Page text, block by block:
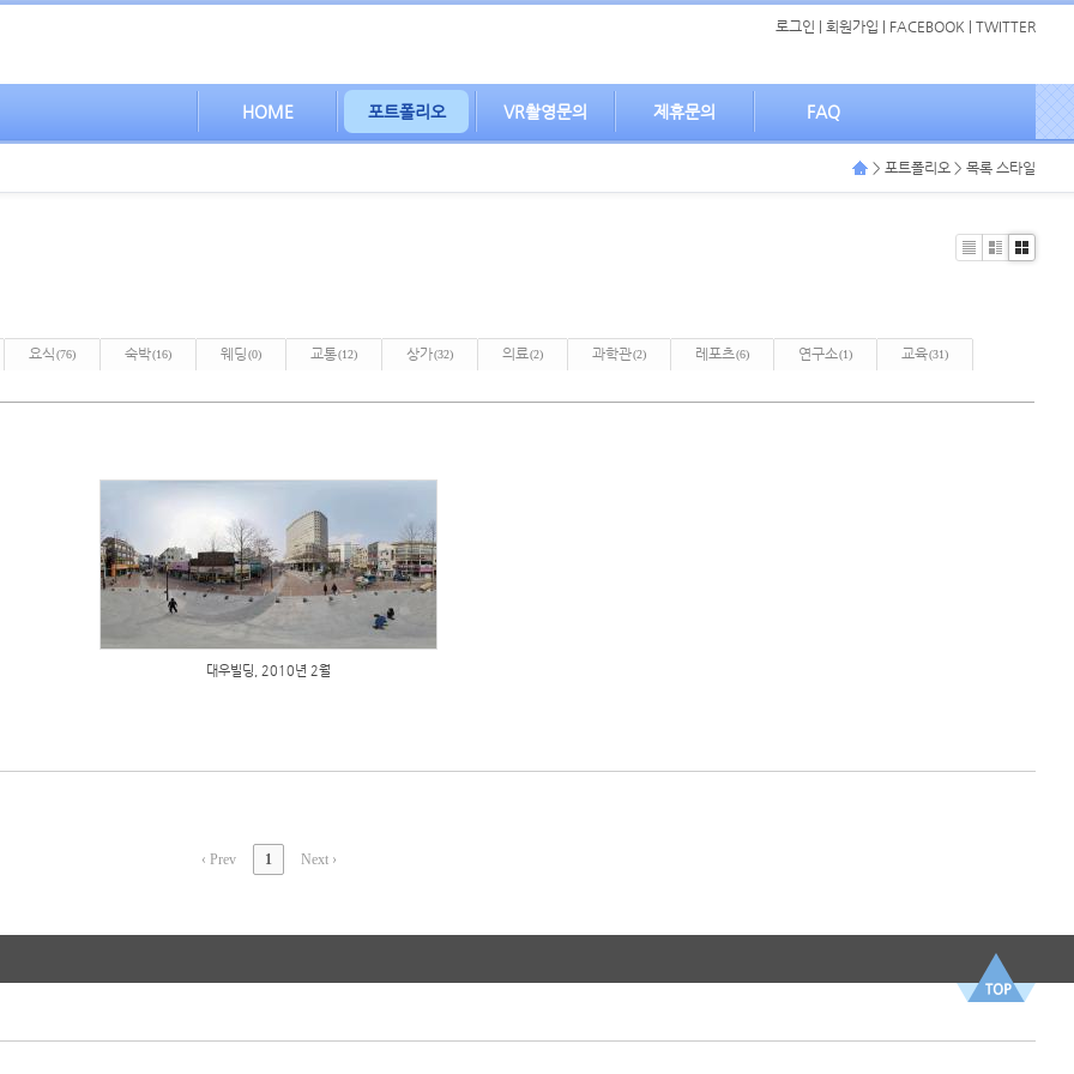
로그인 회원가입 FACEBOOK TWITTER
HOME 포트폴리오 VR촬영문의 제휴문의 FAQ
> 포트폴리오 > 목록 스타일
요식(76) 숙박(16) 웨딩(0) 교통(12) 상가(32) 의료(2) 과학관(2) 레포츠(6) 연구소(1) 교육(31)
List ZineGallery
대우빌딩, 2010년 2월
‹ Prev 1 Next ›